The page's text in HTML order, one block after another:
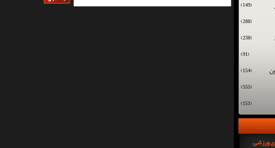
(149)
(288)
(238)
(91)
(154)
(555)
(151)
ورزشی